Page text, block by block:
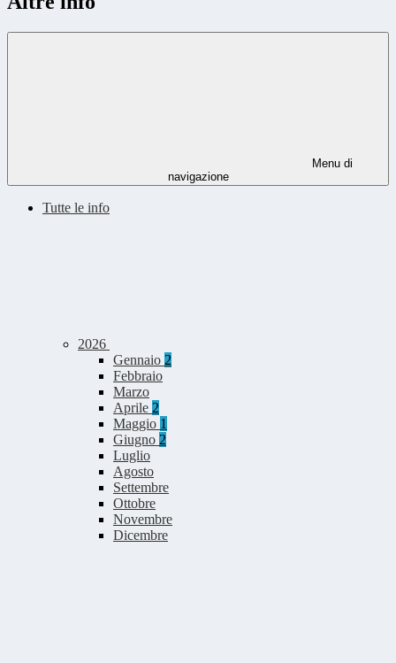
Menu di
navigazione
Tutte le info
2026
Gennaio 2
Febbraio
Marzo
Aprile 2
Maggio 1
Giugno 2
Luglio
Agosto
Settembre
Ottobre
Novembre
Dicembre